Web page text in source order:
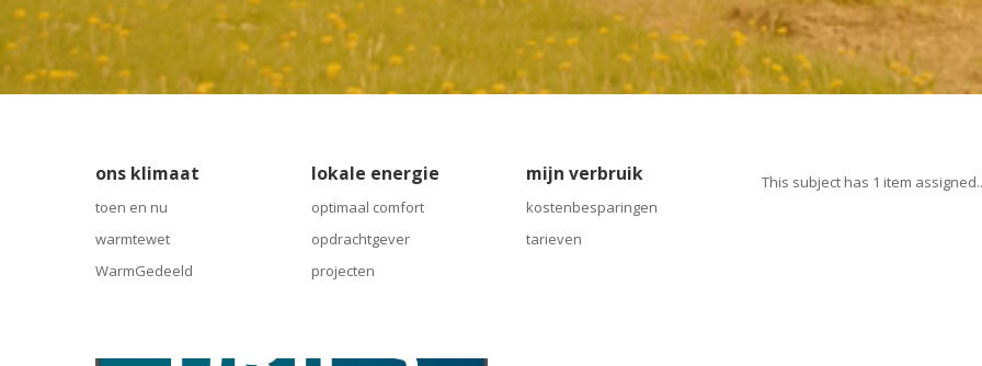
ons klimaat
toen en nu
warmtewet
WarmGedeeld
lokale energie
optimaal comfort
opdrachtgever
projecten
mijn verbruik
kostenbesparingen
tarieven
This subject has 1 item